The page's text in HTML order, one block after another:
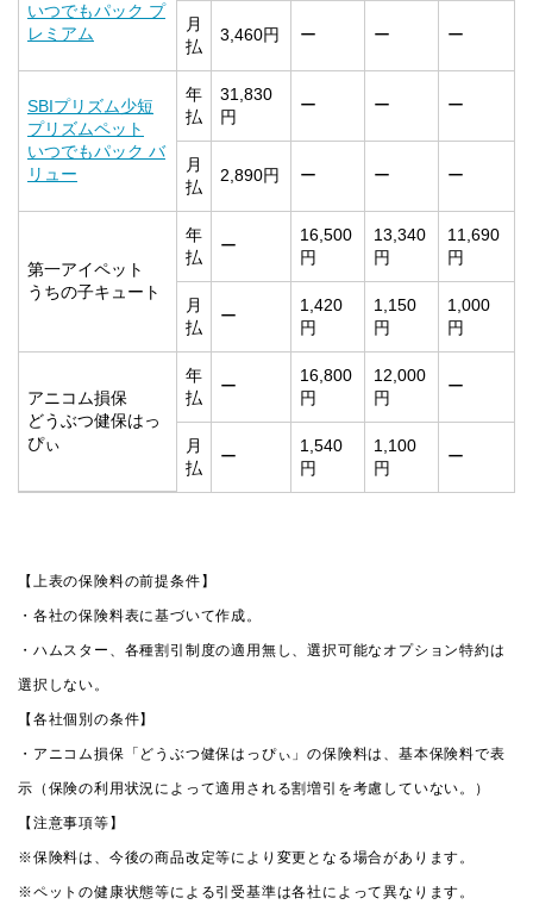
いつでもパック プ
レミアム
月
払
3,460円 ー ー ー
SBIプリズム少短
プリズムペット
いつでもパック バ
リュー
年
払
31,830
円
ー ー ー
月
払
2,890円 ー ー ー
第一アイペット
うちの子キュート
年
払
ー
16,500
円
13,340
円
11,690
円
月
払
ー
1,420
円
1,150
円
1,000
円
アニコム損保
どうぶつ健保はっ
ぴぃ
年
払
ー
16,800
円
12,000
円
ー
月
払
ー
1,540
円
1,100
円
ー
【上表の保険料の前提条件】
・各社の保険料表に基づいて作成。
・ハムスター、各種割引制度の適用無し、選択可能なオプション特約は
選択しない。
【各社個別の条件】
・アニコム損保「どうぶつ健保はっぴぃ」の保険料は、基本保険料で表
示（保険の利用状況によって適用される割増引を考慮していない。）
【注意事項等】
※保険料は、今後の商品改定等により変更となる場合があります。
※ペットの健康状態等による引受基準は各社によって異なります。